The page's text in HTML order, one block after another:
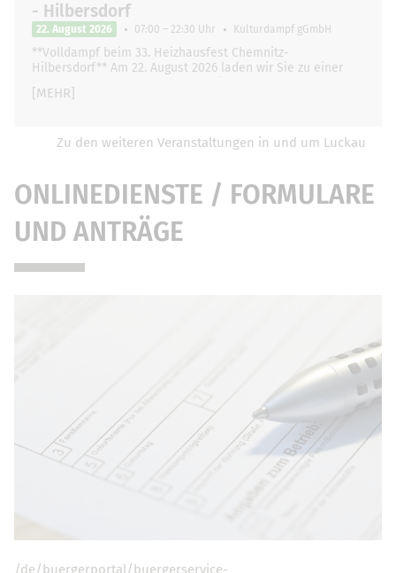
- Hilbersdorf
22. August 2026 07:00 – 22:30 Uhr Kulturdampf gGmbH
**Volldampf beim 33. Heizhausfest Chemnitz-
Hilbersdorf** Am 22. August 2026 laden wir Sie zu einer
[MEHR]
Zu den weiteren Veranstaltungen in und um Luckau
ONLINEDIENSTE / FORMULARE
UND ANTRÄGE
/de/buergerportal/buergerservice-